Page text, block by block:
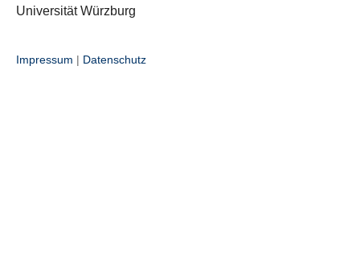
Universität Würzburg
Impressum | Datenschutz